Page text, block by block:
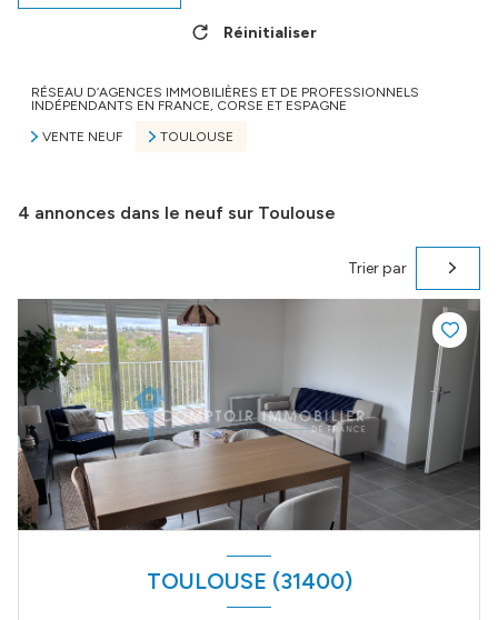
Réinitialiser
RÉSEAU D’AGENCES IMMOBILIÈRES ET DE PROFESSIONNELS
INDÉPENDANTS EN FRANCE, CORSE ET ESPAGNE
VENTE NEUF
TOULOUSE
4 annonces dans le neuf sur Toulouse
Trier par
TOULOUSE (31400)